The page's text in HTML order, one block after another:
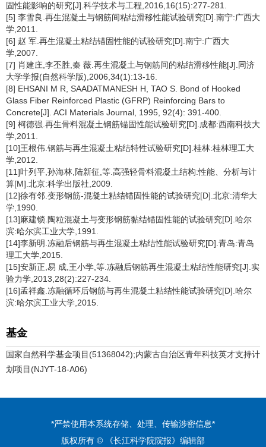
固性能影响的研究[J].科学技术与工程,2016,16(15):277-281.
[5] 李雪良.再生混凝土与钢筋间粘结滑移性能试验研究[D].南宁:广西大
学,2011.
[6] 赵 军.再生混凝土粘结锚固性能的试验研究[D].南宁:广西大
学,2007.
[7] 肖建庄,李丕胜,秦 薇.再生混凝土与钢筋间的粘结滑移性能[J].同济
大学学报(自然科学版),2006,34(1):13-16.
[8] EHSANI M R, SAADATMANESH H, TAO S. Bond of Hooked
Glass Fiber Reinforced Plastic (GFRP) Reinforcing Bars to
Concrete[J]. ACI Materials Journal, 1995, 92(4): 391-400.
[9] 柯德强.再生骨料混凝土钢筋锚固性能试验研究[D].成都:西南科技大
学,2011.
[10]王根伟.钢筋与再生混凝土粘结特性试验研究[D].桂林:桂林理工大
学,2012.
[11]叶列平,孙海林,陆新征,等.高强轻骨料混凝土结构:性能、分析与计
算[M].北京:科学出版社,2009.
[12]徐有邻.变形钢筋-混凝土粘结锚固性能的试验研究[D].北京:清华大
学,1990.
[13]麻建锁.陶粒混凝土与变形钢筋黏结锚固性能的试验研究[D].哈尔
滨:哈尔滨工业大学,1991.
[14]李新明.冻融后钢筋与再生混凝土粘结性能试验研究[D].青岛:青岛
理工大学,2015.
[15]安新正,易 成,王小学,等.冻融后钢筋再生混凝土粘结性能研究[J].实
验力学,2013,28(2):227-234.
[16]孟祥鑫.冻融循环后钢筋与再生混凝土粘结性能试验研究[D].哈尔
滨:哈尔滨工业大学,2015.
基金
国家自然科学基金项目(51368042);内蒙古自治区青年科技英才支持计
划项目(NJYT-18-A06)
*严禁使用本系统存储、处理、传输涉密信息*
版权所有 © 《长江科学院院报》编辑部